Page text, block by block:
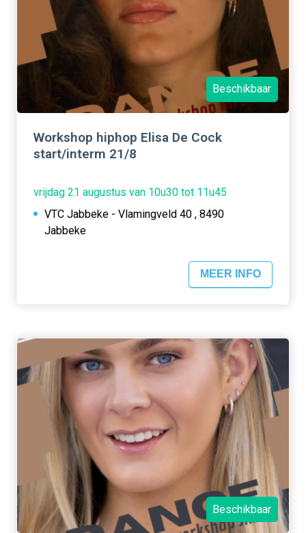
Beschikbaar
Workshop hiphop Elisa De Cock
start/interm 21/8
vrijdag 21 augustus van 10u30 tot 11u45
VTC Jabbeke - Vlamingveld 40 , 8490
Jabbeke
MEER INFO
Beschikbaar